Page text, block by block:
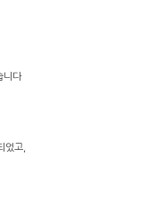
니다
었고,